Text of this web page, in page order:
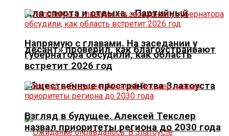
Для спорта и отдыха. «Партийный
десант» проверил, как благоустраивают
общественные пространства Златоуста
Напрямую с главами. На заседании у
губернатора обсудили, как область
встретит 2026 год
Взгляд в будущее. Алексей Текслер
назвал приоритеты региона до 2030 года